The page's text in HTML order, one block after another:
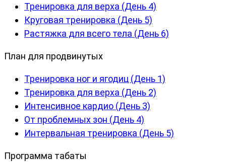
Тренировка для верха (День 4)
Круговая тренировка (День 5)
Растяжка для всего тела (День 6)
План для продвинутых
Тренировка ног и ягодиц (День 1)
Тренировка для верха (День 2)
Интенсивное кардио (День 3)
От проблемных зон (День 4)
Интервальная тренировка (День 5)
Программа табаты